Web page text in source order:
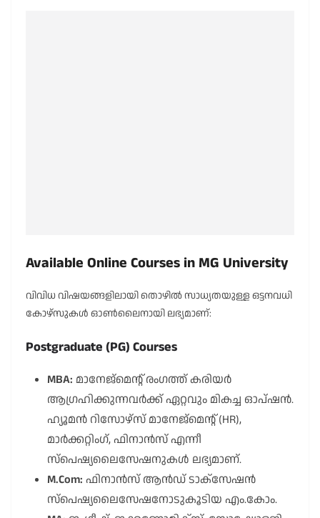
Available Online Courses in MG University
വിവിധ വിഷയങ്ങളിലായി തൊഴിൽ സാധ്യതയുള്ള ഒട്ടനവധി
കോഴ്സുകൾ ഓൺലൈനായി ലഭ്യമാണ്:
Postgraduate (PG) Courses
MBA: മാനേജ്‌മെന്റ് രംഗത്ത് കരിയർ
ആഗ്രഹിക്കുന്നവർക്ക് ഏറ്റവും മികച്ച ഓപ്ഷൻ.
ഹ്യൂമൻ റിസോഴ്സ് മാനേജ്‌മെന്റ് (HR),
മാർക്കറ്റിംഗ്, ഫിനാൻസ് എന്നീ
സ്പെഷ്യലൈസേഷനുകൾ ലഭ്യമാണ്.
M.Com: ഫിനാൻസ് ആൻഡ് ടാക്സേഷൻ
സ്പെഷ്യലൈസേഷനോടുകൂടിയ എം.കോം.